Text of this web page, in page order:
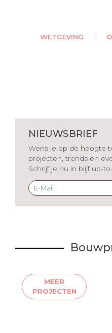
WETGEVING
NIEUWSBRIEF
Wens je op de hoogte
projecten, trends en
Schrijf je nu in blijf up-
MEER
PROJECTEN